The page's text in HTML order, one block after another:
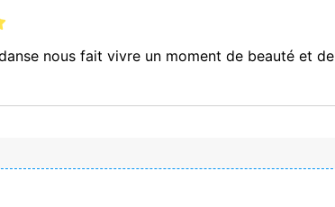
nous fait vivre un moment de beauté et de